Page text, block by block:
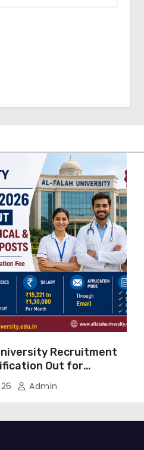
Recruitment
Out for
&
Staff Posts, Apply
Admin